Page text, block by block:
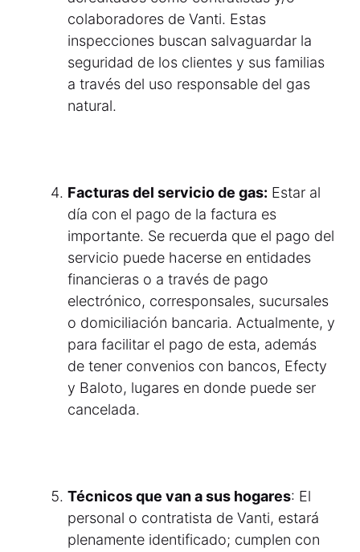
colaboradores de Vanti. Estas
inspecciones buscan salvaguardar la
seguridad de los clientes y sus familias
a través del uso responsable del gas
natural.
Facturas del servicio de gas: Estar al
día con el pago de la factura es
importante. Se recuerda que el pago del
servicio puede hacerse en entidades
financieras o a través de pago
electrónico, corresponsales, sucursales
o domiciliación bancaria. Actualmente, y
para facilitar el pago de esta, además
de tener convenios con bancos, Efecty
y Baloto, lugares en donde puede ser
cancelada.
Técnicos que van a sus hogares: El
personal o contratista de Vanti, estará
plenamente identificado; cumplen con